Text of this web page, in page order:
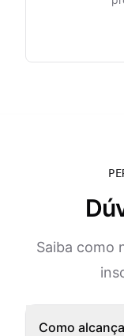
Saiba como
Como